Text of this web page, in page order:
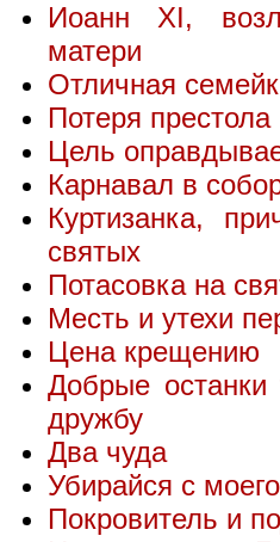
Иоанн XI,
матери
Отличная
Потеря престола
Цель
Карнавал в
Куртизанка,
святых
Потасовка на
Месть и утехи
Цена крещению
Добрые останки
дружбу
Два чуда
Убирайся с
Покровитель и